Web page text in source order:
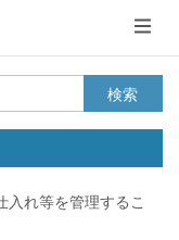
メ
ニ
ュ
ー
検索
れ等を管理するこ